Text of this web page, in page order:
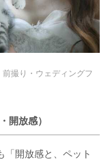
撮り・ウェディングフ
開放感）
「開放感と、ペット